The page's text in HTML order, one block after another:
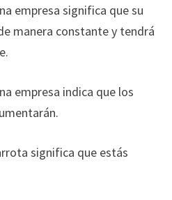
empresa significa que su
manera constante y tendrá
empresa indica que los
significa que estás